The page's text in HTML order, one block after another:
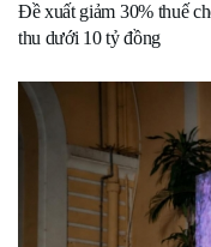
Đề xuất giảm 30% thuế
thu dưới 10 tỷ đồng